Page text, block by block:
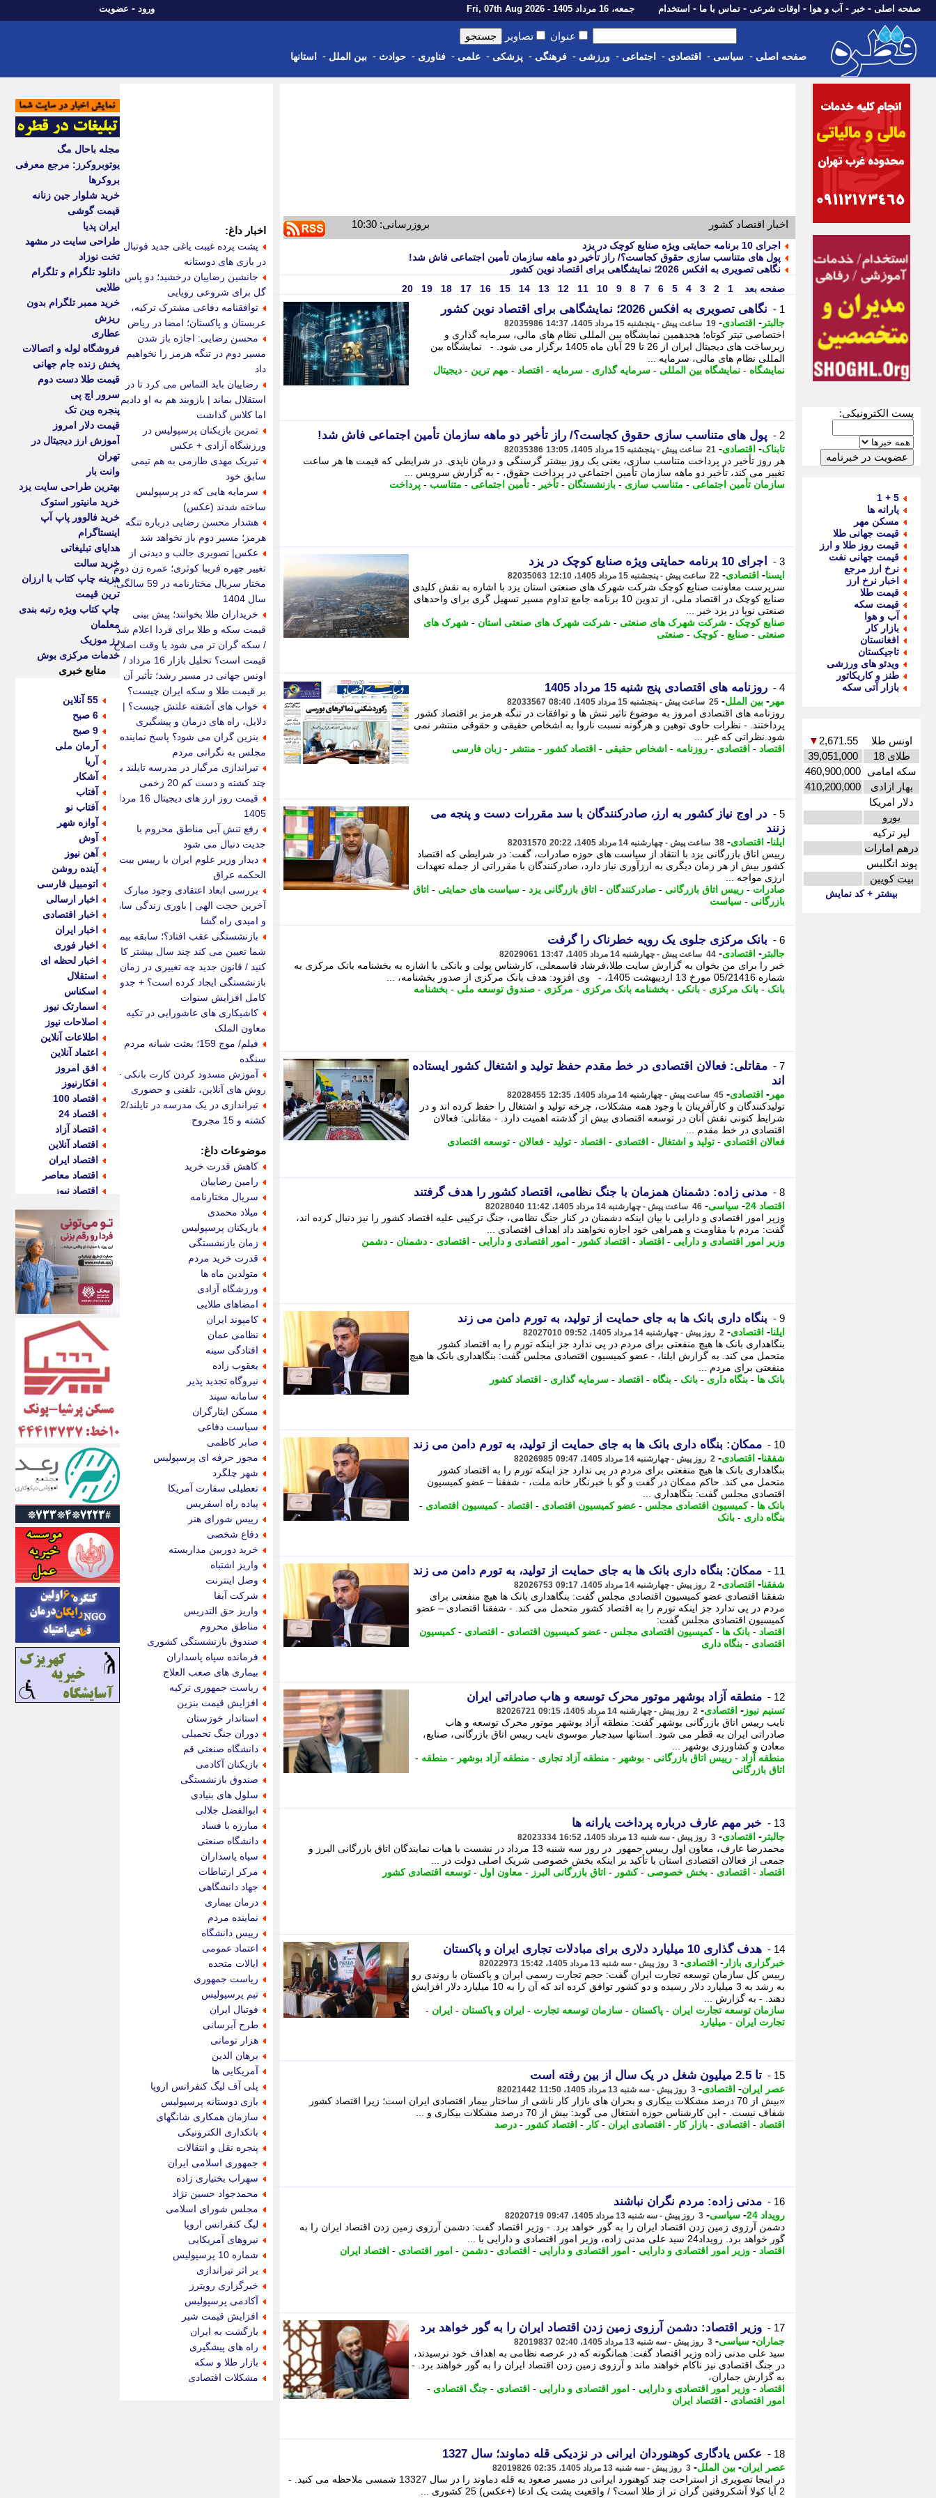
صفحه اصلی - خبر - آب و هوا - اوقات شرعی - تماس با ما - استخدام جمعه، 16 مرداد 1405 - Fri, 07th Aug 2026 ورود - عضویت
عنوان تصاویر
صفحه اصلی - سیاسی - اقتصادی - اجتماعی - ورزشی - فرهنگی - پزشکی - علمی - فناوری - حوادث - بین الملل - استانها
پست الکترونیکی:
5 + 1
یارانه ها
مسکن مهر
قیمت جهانی طلا
قیمت روز طلا و ارز
قیمت جهانی نفت
نرخ ارز مرجع
اخبار نرخ ارز
قیمت طلا
قیمت سکه
آب و هوا
بازار کار
افغانستان
تاجیکستان
ویدئو های ورزشی
طنز و کاریکاتور
بازار آتی سکه
اونس طلا 2,671.55
▼
طلای 18
39,051,000
سکه امامی 460,900,000
بهار ازادی
410,200,000
دلار امریکا
یورو
لیر ترکیه
درهم امارات
پوند انگلیس
بیت کویین
بیشتر + کد نمایش
اخبار اقتصاد کشور بروزرسانی: 10:30
اجرای 10 برنامه حمایتی ویژه صنایع کوچک در یزد
پول های متناسب سازی حقوق کجاست؟/ راز تأخیر دو ماهه سازمان تأمین اجتماعی فاش شد!
نگاهی تصویری به افکس 2026؛ نمایشگاهی برای اقتصاد نوین کشور
صفحه بعد
1
2
3
4
5
6
7
8
9
10
11
12
13
14
15
16
17
18
19
20
1 - نگاهی تصویری به افکس 2026؛ نمایشگاهی برای اقتصاد نوین کشور
جالبتر - اقتصادی- 19 ساعت پیش - پنجشنبه 15 مرداد 1405، 14:37 82035986
اختصاصی تیتر کوتاه؛ هجدهمین نمایشگاه بین المللی نظام های مالی، سرمایه گذاری و
زیرساخت های دیجیتال ایران از 26 تا 29 آبان ماه 1405 برگزار می شود. - نمایشگاه بین
المللی نظام های مالی، سرمایه ...
نمایشگاه - نمایشگاه بین المللی - سرمایه گذاری - سرمایه - اقتصاد - مهم ترین - دیجیتال
2 - پول های متناسب سازی حقوق کجاست؟/ راز تأخیر دو ماهه سازمان تأمین اجتماعی فاش شد!
تابناک- اقتصادی- 21 ساعت پیش - پنجشنبه 15 مرداد 1405، 13:05 82035386
هر روز تأخیر در پرداخت متناسب سازی، یعنی یک روز بیشتر گرسنگی و درمان ناپذی. در شرایطی که قیمت ها هر ساعت
تغییر می کند، تأخیر دو ماهه سازمان تأمین اجتماعی در پرداخت حقوق، - به گزارش سرویس ...
سازمان تأمین اجتماعی - متناسب سازی - بازنشستگان - تأخیر - تأمین اجتماعی - متناسب - پرداخت
3 - اجرای 10 برنامه حمایتی ویژه صنایع کوچک در یزد
ایسنا- اقتصادی- 22 ساعت پیش - پنجشنبه 15 مرداد 1405، 12:10 82035063
سرپرست معاونت صنایع کوچک شرکت شهرک های صنعتی استان یزد با اشاره به نقش کلیدی
صنایع کوچک در اقتصاد ملی، از تدوین 10 برنامه جامع تداوم مسیر تسهیل گری برای واحدهای
صنعتی نوپا در یزد خبر ...
صنایع کوچک - شرکت شهرک های صنعتی - شرکت شهرک های صنعتی استان - شهرک های
صنعتی - صنایع -کوچک - صنعتی
4 - روزنامه های اقتصادی پنج شنبه 15 مرداد 1405
مهر - بین الملل- 25 ساعت پیش - پنجشنبه 15 مرداد 1405، 08:40 82033567
روزنامه های اقتصادی امروز به موضوع تاثیر تنش ها و توافقات در تنگه هرمز بر اقتصاد کشور
پرداختند. - نظرات حاوی توهین و هرگونه نسبت ناروا به اشخاص حقیقی و حقوقی منتشر نمی
شود.نظراتی که غیر ...
اقتصاد - اقتصادی - روزنامه - اشخاص حقیقی - اقتصاد کشور - منتشر - زبان فارسی
5 -
در اوج نیاز کشور به ارز، صادرکنندگان با سد مقررات دست و پنجه می
زنند
ایلنا- اقتصادی- 38 ساعت پیش - چهارشنبه 14 مرداد 1405، 20:22 82031570
رییس اتاق بازرگانی یزد با انتقاد از سیاست های حوزه صادرات، گفت: در شرایطی که اقتصاد
کشور بیش از هر زمان دیگری به ارزآوری نیاز دارد، صادرکنندگان با مقرراتی از جمله تعهدات
ارزی مواجه ...
صادرات - رییس اتاق بازرگانی - صادرکنندگان - اتاق بازرگانی یزد - سیاست های حمایتی - اتاق
بازرگانی - سیاست
6 - بانک مرکزی جلوی یک رویه خطرناک را گرفت
جالبتر - اقتصادی- 44 ساعت پیش - چهارشنبه 14 مرداد 1405، 13:47 82029061
خبر را برای من بخوان به گزارش سایت طلا،فرشاد قاسمعلی، کارشناس پولی و بانکی با اشاره به بخشنامه بانک مرکزی به
شماره 05/21416 مورخ 13 اردیبهشت 1405، - وی افزود: هدف بانک مرکزی از صدور بخشنامه، ...
بانک - بانک مرکزی - بانکی - بخشنامه بانک مرکزی - مرکزی - صندوق توسعه ملی - بخشنامه
7 -
مقاتلی: فعالان اقتصادی در خط مقدم حفظ تولید و اشتغال کشور ایستاده
اند
مهر - اقتصادی- 45 ساعت پیش - چهارشنبه 14 مرداد 1405، 12:35 82028455
تولیدکنندگان و کارآفرینان با وجود همه مشکلات، چرخه تولید و اشتغال را حفظ کرده اند و در
شرایط کنونی نقش آنان در توسعه اقتصادی بیش از گذشته اهمیت دارد. - مقاتلی: فعالان
اقتصادی در خط مقدم ...
فعالان اقتصادی - تولید و اشتغال - اقتصادی - اقتصاد - تولید - فعالان - توسعه اقتصادی
8 - مدنی زاده: دشمنان همزمان با جنگ نظامی، اقتصاد کشور را هدف گرفتند
اقتصاد 24 - سیاسی- 46 ساعت پیش - چهارشنبه 14 مرداد 1405، 11:42 82028040
وزیر امور اقتصادی و دارایی با بیان اینکه دشمنان در کنار جنگ نظامی، جنگ ترکیبی علیه اقتصاد کشور را نیز دنبال کرده اند،
گفت: مردم با مقاومت و همراهی خود اجازه نخواهند داد اهداف اقتصادی ...
وزیر امور اقتصادی و دارایی - اقتصاد - اقتصاد کشور - امور اقتصادی و دارایی - اقتصادی - دشمنان - دشمن
9 - بنگاه داری بانک ها به جای حمایت از تولید، به تورم دامن می زند
ایلنا- اقتصادی- 2 روز پیش - چهارشنبه 14 مرداد 1405، 09:52 82027010
بنگاهداری بانک ها هیچ منفعتی برای مردم در پی ندارد جز اینکه تورم را به اقتصاد کشور
متحمل می کند. به گزارش ایلنا، - عضو کمیسیون اقتصادی مجلس گفت: بنگاهداری بانک ها هیچ
منفعتی برای مردم ...
بانک ها - بنگاه داری - بانک - بنگاه - اقتصاد - سرمایه گذاری - اقتصاد کشور
10 - ممکان: بنگاه داری بانک ها به جای حمایت از تولید، به تورم دامن می زند
شفقنا- اقتصادی- 2 روز پیش - چهارشنبه 14 مرداد 1405، 09:47 82026985
بنگاهداری بانک ها هیچ منفعتی برای مردم در پی ندارد جز اینکه تورم را به اقتصاد کشور
متحمل می کند. حاکم ممکان در گفت و گو با خبرنگار خانه ملت، - شفقنا – عضو کمیسیون
اقتصادی مجلس گفت: بنگاهداری ...
بانک ها -کمیسیون اقتصادی مجلس - عضو کمیسیون اقتصادی - اقتصاد -کمیسیون اقتصادی -
بنگاه داری - بانک
11 - ممکان: بنگاه داری بانک ها به جای حمایت از تولید، به تورم دامن می زند
شفقنا- اقتصادی- 2 روز پیش - چهارشنبه 14 مرداد 1405، 09:17 82026753
شفقنا اقتصادی عضو کمیسیون اقتصادی مجلس گفت: بنگاهداری بانک ها هیچ منفعتی برای
مردم در پی ندارد جز اینکه تورم را به اقتصاد کشور متحمل می کند. - شفقنا اقتصادی – عضو
کمیسیون اقتصادی مجلس گفت:
اقتصاد - بانک ها -کمیسیون اقتصادی مجلس - عضو کمیسیون اقتصادی - اقتصادی -کمیسیون
اقتصادی - بنگاه داری
12 - منطقه آزاد بوشهر موتور محرک توسعه و هاب صادراتی ایران
تسنیم نیوز - اقتصادی- 2 روز پیش - چهارشنبه 14 مرداد 1405، 09:15 82026721
نایب رییس اتاق بازرگانی بوشهر گفت: منطقه آزاد بوشهر موتور محرک توسعه و هاب
صادراتی ایران به قطر می شود. استانها سیدجبار موسوی نایب رییس اتاق بازرگانی، صنایع،
معادن و کشاورزی بوشهر ...
منطقه آزاد - رییس اتاق بازرگانی - بوشهر - منطقه آزاد تجاری - منطقه آزاد بوشهر - منطقه -
اتاق بازرگانی
13 - خبر مهم عارف درباره پرداخت یارانه ها
جالبتر - اقتصادی- 3 روز پیش - سه شنبه 13 مرداد 1405، 16:52 82023334
محمدرضا عارف، معاون اول رییس جمهور در روز سه شنبه 13 مرداد در نشست با هیات نمایندگان اتاق بازرگانی البرز و
جمعی از فعالان اقتصادی استان با تأکید بر اینکه بخش خصوصی شریک اصلی دولت در ...
اقتصاد - اقتصادی - بخش خصوصی -کشور - اتاق بازرگانی البرز - معاون اول - توسعه اقتصادی کشور
14 - هدف گذاری 10 میلیارد دلاری برای مبادلات تجاری ایران و پاکستان
خبرگزاری بازار - اقتصادی- 3 روز پیش - سه شنبه 13 مرداد 1405، 15:42 82022973
رییس کل سازمان توسعه تجارت ایران گفت: حجم تجارت رسمی ایران و پاکستان با روندی رو
به رشد به 3 میلیارد دلار رسیده و دو کشور توافق کرده اند که آن را به 10 میلیارد دلار افزایش
دهند. - به گزارش ...
سازمان توسعه تجارت ایران - پاکستان - سازمان توسعه تجارت - ایران و پاکستان - ایران -
تجارت ایران - میلیارد
15 - تا 2.5 میلیون شغل در یک سال از بین رفته است
عصر ایران- اقتصادی- 3 روز پیش - سه شنبه 13 مرداد 1405، 11:50 82021442
«بیش از 70 درصد مشکلات بیکاری و بحران های بازار کار ناشی از ساختار بیمار اقتصادی ایران است؛ زیرا اقتصاد کشور
شفاف نیست. - این کارشناس حوزه اشتغال می گوید: بیش از 70 درصد مشکلات بیکاری و ...
اقتصاد - اقتصادی - بازار کار - اقتصادی ایران -کار - اقتصاد کشور - درصد
16 - مدنی زاده: مردم نگران نباشند
رویداد 24 - سیاسی- 3 روز پیش - سه شنبه 13 مرداد 1405، 09:47 82020719
دشمن آرزوی زمین زدن اقتصاد ایران را به گور خواهد برد. - وزیر اقتصاد گفت: دشمن آرزوی زمین زدن اقتصاد ایران را به
گور خواهد برد. رویداد24 سید علی مدنی زاده، وزیر امور اقتصادی و دارایی با ...
اقتصاد - وزیر امور اقتصادی و دارایی - امور اقتصادی و دارایی - اقتصادی - دشمن - امور اقتصادی - اقتصاد ایران
17 - وزیر اقتصاد: دشمن آرزوی زمین زدن اقتصاد ایران را به گور خواهد برد
جماران- سیاسی- 3 روز پیش - سه شنبه 13 مرداد 1405، 02:40 82019837
سید علی مدنی زاده وزیر اقتصاد گفت: همانگونه که در عرصه نظامی به اهداف خود نرسیدند،
در جنگ اقتصادی نیز ناکام خواهند ماند و آرزوی زمین زدن اقتصاد ایران را به گور خواهند برد. -
به گزارش جماران،
اقتصاد - وزیر امور اقتصادی و دارایی - امور اقتصادی و دارایی - اقتصادی - جنگ اقتصادی -
امور اقتصادی - اقتصاد ایران
18 - عکس یادگاری کوهنوردان ایرانی در نزدیکی قله دماوند؛ سال 1327
عصر ایران- بین الملل- 3 روز پیش - سه شنبه 13 مرداد 1405، 02:35 82019826
در اینجا تصویری از استراحت چند کوهنورد ایرانی در مسیر صعود به قله دماوند را در سال 13327 شمسی ملاحظه می کنید. -
2 آیا کولا آشکروفتین گران تر از طلا است؟ / واقعیت پشت یک ادعا (+عکس) 25 کشوری ...
اخبار داغ:
پشت پرده غیبت یاغی جدید فوتبال
در بازی های دوستانه
جانشین رضاییان درخشید؛ دو پاس
گل برای شروعی رویایی
توافقنامه دفاعی مشترک ترکیه،
عربستان و پاکستان؛ امضا در ریاض
محسن رضایی: اجازه باز شدن
مسیر دوم در تنگه هرمز را نخواهیم
داد
رضاییان باید التماس می کرد تا در
استقلال بماند | بازوبند هم به او دادیم
اما کلاس گذاشت
تمرین بازیکنان پرسپولیس در
ورزشگاه آزادی + عکس
تبریک مهدی طارمی به هم تیمی
سابق خود
سرمایه هایی که در پرسپولیس
ساخته شدند (عکس)
هشدار محسن رضایی درباره تنگه
هرمز؛ مسیر دوم باز نخواهد شد
عکس| تصویری جالب و دیدنی از
تغییر چهره فریبا کوثری؛ عمره زن دوم
مختار سریال مختارنامه در 59 سالگی؛
سال 1404
خریداران طلا بخوانند؛ پیش بینی
قیمت سکه و طلا برای فردا اعلام شد
/ سکه گران تر می شود یا وقت اصلاح
قیمت است؟ تحلیل بازار 16 مرداد /
اونس جهانی در مسیر رشد؛ تأثیر آن
بر قیمت طلا و سکه ایران چیست؟
خواب های آشفته علتش چیست؟ |
دلایل، راه های درمان و پیشگیری
بنزین گران می شود؟ پاسخ نماینده
مجلس به نگرانی مردم
تیراندازی مرگبار در مدرسه تایلند با
چند کشته و دست کم 20 زخمی
قیمت روز ارز های دیجیتال 16 مرداد
1405
رفع تنش آبی مناطق محروم با
جدیت دنبال می شود
دیدار وزیر علوم ایران با رییس بیت
الحکمه عراق
بررسی ابعاد اعتقادی وجود مبارک
آخرین حجت الهی | باوری زندگی ساز
و امیدی راه گشا
بازنشستگی عقب افتاد؟؛ سابقه بیمه
شما تعیین می کند چند سال بیشتر کار
کنید / قانون جدید چه تغییری در زمان
بازنشستگی ایجاد کرده است؟ + جدول
کامل افزایش سنوات
کاشیکاری های عاشورایی در تکیه
معاون الملک
فیلم/ موج 159؛ بعثت شبانه مردم
سنگده
آموزش مسدود کردن کارت بانکی +
روش های آنلاین، تلفنی و حضوری
تیراندازی در یک مدرسه در تایلند/2
کشته و 15 مجروح
موضوعات داغ:
کاهش قدرت خرید
رامین رضاییان
سریال مختارنامه
میلاد محمدی
بازیکنان پرسپولیس
زمان بازنشستگی
قدرت خرید مردم
متولدین ماه ها
ورزشگاه آزادی
امضاهای طلایی
کامپوند ایران
نظامی عمان
افتادگی سینه
یعقوب زاده
نیروگاه تجدید پذیر
سامانه سپند
مسکن ایثارگران
سیاست دفاعی
صابر کاظمی
مجوز حرفه ای پرسپولیس
شهر چلگرد
تعطیلی سفارت آمریکا
پیاده راه اسفریس
رییس شورای هنر
دفاع شخصی
خرید دوربین مداربسته
واریز اشتباه
وصل اینترنت
شرکت آبفا
واریز حق التدریس
مناطق محروم
صندوق بازنشستگی کشوری
فرمانده سپاه پاسداران
بیماری های صعب العلاج
ریاست جمهوری ترکیه
افزایش قیمت بنزین
استاندار خوزستان
دوران جنگ تحمیلی
دانشگاه صنعتی قم
بازیکنان آکادمی
صندوق بازنشستگی
سلول های بنیادی
ابوالفضل جلالی
مبارزه با فساد
دانشگاه صنعتی
سپاه پاسداران
مرکز ارتباطات
جهاد دانشگاهی
درمان بیماری
نماینده مردم
رییس دانشگاه
اعتماد عمومی
ایالات متحده
ریاست جمهوری
تیم پرسپولیس
فوتبال ایران
طرح آبرسانی
هزار تومانی
برهان الدین
آمریکایی ها
پلی آف لیگ کنفرانس اروپا
بازی دوستانه پرسپولیس
سازمان همکاری شانگهای
بانکداری الکترونیکی
پنجره نقل و انتقالات
جمهوری اسلامی ایران
سهراب بختیاری زاده
محمدجواد حسین نژاد
مجلس شورای اسلامی
لیگ کنفرانس اروپا
نیروهای آمریکایی
شماره 10 پرسپولیس
بر اثر تیراندازی
خبرگزاری رویترز
آکادمی پرسپولیس
افزایش قیمت شیر
بازگشت به ایران
راه های پیشگیری
بازار طلا و سکه
مشکلات اقتصادی
مجله باحال مگ
یوتوبروکرز: مرجع معرفی
بروکرها
خرید شلوار جین زنانه
قیمت گوشی
ایران پدیا
طراحی سایت در مشهد
تخت نوزاد
دانلود تلگرام و تلگرام
طلایی
خرید ممبر تلگرام بدون
ریزش
عطاری
فروشگاه لوله و اتصالات
پخش زنده جام جهانی
قیمت طلا دست دوم
سرور اچ پی
پنجره وین تک
قیمت دلار امروز
آموزش ارز دیجیتال در
تهران
وانت بار
بهترین طراحی سایت یزد
خرید مانیتور استوک
خرید فالوور پاپ آپ
اینستاگرام
هدایای تبلیغاتی
خرید سالت
هزینه چاپ کتاب با ارزان
ترین قیمت
چاپ کتاب ویژه رتبه بندی
معلمان
رز موزیک
خدمات مرکزی بوش
منابع خبری
55 آنلاین
6 صبح
9 صبح
آرمان ملی
آریا
آشکار
آفتاب
آفتاب نو
آوازه شهر
آوش
آهن نیوز
آینده روشن
اتومبیل فارسی
اخبار ارسالی
اخبار اقتصادی
اخبار ایران
اخبار فوری
اخبار لحظه ای
استقلال
اسکناس
اسمارتک نیوز
اصلاحات نیوز
اطلاعات آنلاین
اعتماد آنلاین
افق امروز
افکارنیوز
اقتصاد 100
اقتصاد 24
اقتصاد آزاد
اقتصاد آنلاین
اقتصاد ایران
اقتصاد معاصر
اقتصاد نیوز
اکوفارس
اکونگار
اکونیوز
الف
انتشار آنلاین
اندیشه قرن
اندیشه معاصر
اندیشه ها
انرژی پرس
ای استخدام
ایتنا
ایراف
ایران آرت
ایران آنلاین
ایران زندگی
ایران فوری
ایرانی روز
ایرانیتال
ایرنا
ایسکانیوز
ایسنا
ایکنا
ایلنا
اینتیتر
ایونا نیوز
بازتاب آنلاین
باشگاه خبرنگاران
باغستان نیوز
بامبوک
ببین و بخون
بدینسان
بنکر